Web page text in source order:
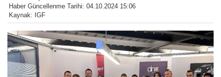
Haber Güncellenme Tarihi: 04.10.2024 15:06
Kaynak: IGF